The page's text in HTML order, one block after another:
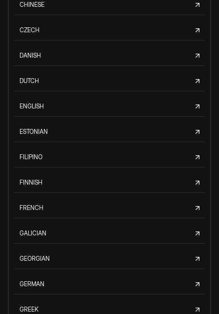
CHINESE
CZECH
DANISH
DUTCH
ENGLISH
ESTONIAN
FILIPINO
FINNISH
FRENCH
GALICIAN
GEORGIAN
GERMAN
GREEK